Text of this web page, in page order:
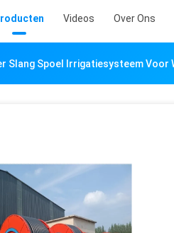
Videos Over Ons
Slang Spoel Irrigatiesysteem Voor